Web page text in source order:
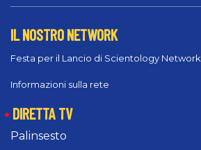
IL NOSTRO NETWORK
Festa per il Lancio di Scientology Network
Informazioni sulla rete
DIRETTA TV
Palinsesto